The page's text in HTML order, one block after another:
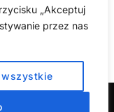
„Akceptuj
przez nas
wszystkie